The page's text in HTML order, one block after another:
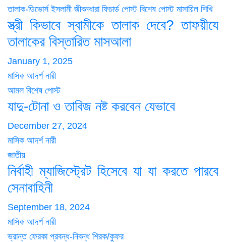
তালাক-ডিভোর্স ইসলামী জীবনধারা ফিচার্ড পোস্ট বিশেষ পোস্ট মাসায়িল শিখি
স্ত্রী কিভাবে স্বামীকে তালাক দেবে? তাফয়ীযে
তালাকের বিস্তারিত মাসআলা
January 1, 2025
মাসিক আদর্শ নারী
আমল বিশেষ পোস্ট
যাদু-টোনা ও তাবিজ নষ্ট করবেন যেভাবে
December 27, 2024
মাসিক আদর্শ নারী
জাতীয়
নির্বাহী ম্যাজিস্ট্রেট হিসেবে যা যা করতে পারবে
সেনাবাহিনী
September 18, 2024
মাসিক আদর্শ নারী
ভ্রান্ত ফেরকা প্রবন্ধ-নিবন্ধ শিরক/কুফর